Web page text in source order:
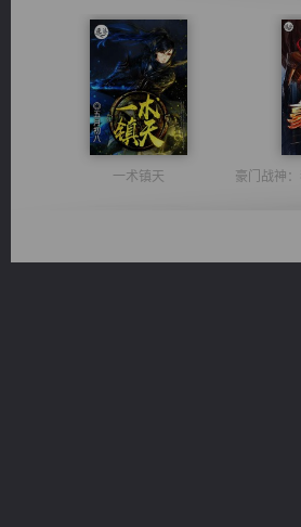
一术镇天